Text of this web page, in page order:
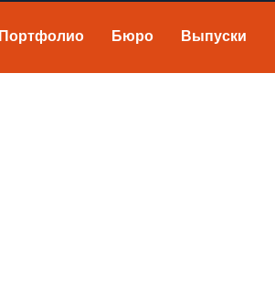
Портфолио Бюро Выпуски